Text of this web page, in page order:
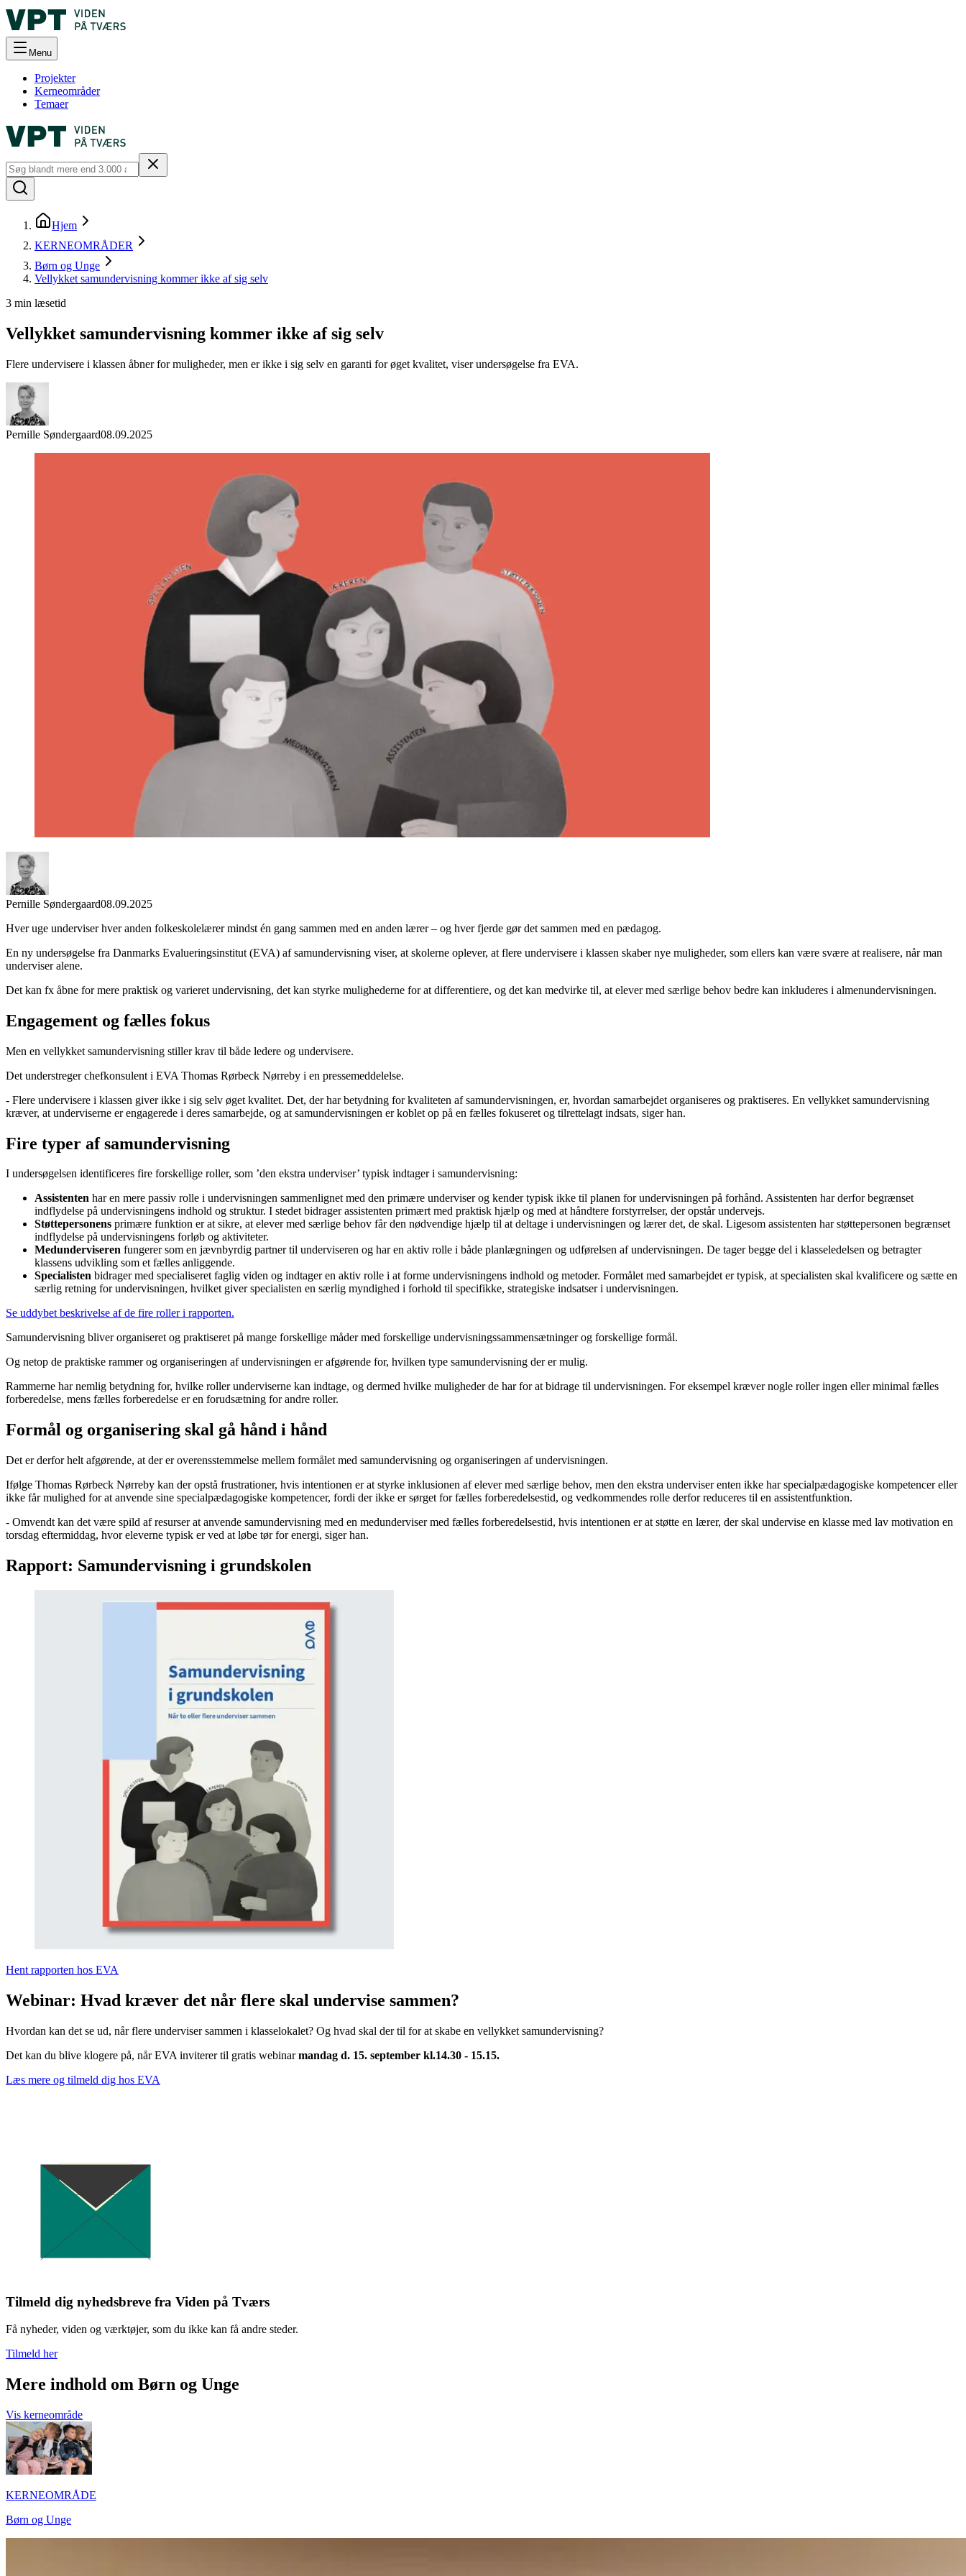
Menu
Projekter
Kerneområder
Temaer
Hjem
KERNEOMRÅDER
Børn og Unge
Vellykket samundervisning kommer ikke af sig selv
3 min læsetid
Vellykket samundervisning kommer ikke af sig selv
Flere undervisere i klassen åbner for muligheder, men er ikke i sig selv en garanti for øget kvalitet, viser undersøgelse fra EVA.
Pernille Søndergaard08.09.2025
Pernille Søndergaard08.09.2025
Hver uge underviser hver anden folkeskolelærer mindst én gang sammen med en anden lærer – og hver fjerde gør det sammen med en pædagog.
En ny undersøgelse fra Danmarks Evalueringsinstitut (EVA) af samundervisning viser, at skolerne oplever, at flere undervisere i klassen skaber nye muligheder, som ellers kan være svære at realisere, når man
underviser alene.
Det kan fx åbne for mere praktisk og varieret undervisning, det kan styrke mulighederne for at differentiere, og det kan medvirke til, at elever med særlige behov bedre kan inkluderes i almenundervisningen.
Engagement og fælles fokus
Men en vellykket samundervisning stiller krav til både ledere og undervisere.
Det understreger chefkonsulent i EVA Thomas Rørbeck Nørreby i en pressemeddelelse.
- Flere undervisere i klassen giver ikke i sig selv øget kvalitet. Det, der har betydning for kvaliteten af samundervisningen, er, hvordan samarbejdet organiseres og praktiseres. En vellykket samundervisning
kræver, at underviserne er engagerede i deres samarbejde, og at samundervisningen er koblet op på en fælles fokuseret og tilrettelagt indsats, siger han.
Fire typer af samundervisning
I undersøgelsen identificeres fire forskellige roller, som ’den ekstra underviser’ typisk indtager i samundervisning:
Assistenten har en mere passiv rolle i undervisningen sammenlignet med den primære underviser og kender typisk ikke til planen for undervisningen på forhånd. Assistenten har derfor begrænset
indflydelse på undervisningens indhold og struktur. I stedet bidrager assistenten primært med praktisk hjælp og med at håndtere forstyrrelser, der opstår undervejs.
Støttepersonens primære funktion er at sikre, at elever med særlige behov får den nødvendige hjælp til at deltage i undervisningen og lærer det, de skal. Ligesom assistenten har støttepersonen begrænset
indflydelse på undervisningens forløb og aktiviteter.
Medunderviseren fungerer som en jævnbyrdig partner til underviseren og har en aktiv rolle i både planlægningen og udførelsen af undervisningen. De tager begge del i klasseledelsen og betragter
klassens udvikling som et fælles anliggende.
Specialisten bidrager med specialiseret faglig viden og indtager en aktiv rolle i at forme undervisningens indhold og metoder. Formålet med samarbejdet er typisk, at specialisten skal kvalificere og sætte en
særlig retning for undervisningen, hvilket giver specialisten en særlig myndighed i forhold til specifikke, strategiske indsatser i undervisningen.
Se uddybet beskrivelse af de fire roller i rapporten.
Samundervisning bliver organiseret og praktiseret på mange forskellige måder med forskellige undervisningssammensætninger og forskellige formål.
Og netop de praktiske rammer og organiseringen af undervisningen er afgørende for, hvilken type samundervisning der er mulig.
Rammerne har nemlig betydning for, hvilke roller underviserne kan indtage, og dermed hvilke muligheder de har for at bidrage til undervisningen. For eksempel kræver nogle roller ingen eller minimal fælles
forberedelse, mens fælles forberedelse er en forudsætning for andre roller.
Formål og organisering skal gå hånd i hånd
Det er derfor helt afgørende, at der er overensstemmelse mellem formålet med samundervisning og organiseringen af undervisningen.
Ifølge Thomas Rørbeck Nørreby kan der opstå frustrationer, hvis intentionen er at styrke inklusionen af elever med særlige behov, men den ekstra underviser enten ikke har specialpædagogiske kompetencer eller
ikke får mulighed for at anvende sine specialpædagogiske kompetencer, fordi der ikke er sørget for fælles forberedelsestid, og vedkommendes rolle derfor reduceres til en assistentfunktion.
- Omvendt kan det være spild af resurser at anvende samundervisning med en medunderviser med fælles forberedelsestid, hvis intentionen er at støtte en lærer, der skal undervise en klasse med lav motivation en
torsdag eftermiddag, hvor eleverne typisk er ved at løbe tør for energi, siger han.
Rapport: Samundervisning i grundskolen
Hent rapporten hos EVA
Webinar: Hvad kræver det når flere skal undervise sammen?
Hvordan kan det se ud, når flere underviser sammen i klasselokalet? Og hvad skal der til for at skabe en vellykket samundervisning?
Det kan du blive klogere på, når EVA inviterer til gratis webinarmandag d. 15. september kl.14.30 - 15.15.
Læs mere og tilmeld dig hos EVA
Tilmeld dig nyhedsbreve fra Viden på Tværs
Få nyheder, viden og værktøjer, som du ikke kan få andre steder.
Tilmeld her
Mere indhold om Børn og Unge
Vis kerneområde
KERNEOMRÅDE
Børn og Unge